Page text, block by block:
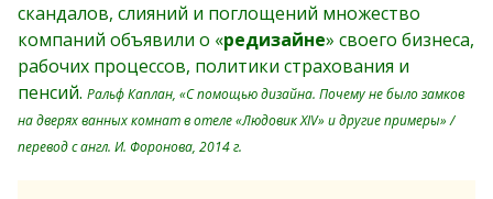
скандалов, слияний и поглощений множество
компаний объявили о «редизайне» своего бизнеса,
рабочих процессов, политики страхования и
пенсий. Ральф Каплан, «С помощью дизайна. Почему не было замков
на дверях ванных комнат в отеле «Людовик XIV» и другие примеры» /
перевод с англ. И. Форонова, 2014 г.